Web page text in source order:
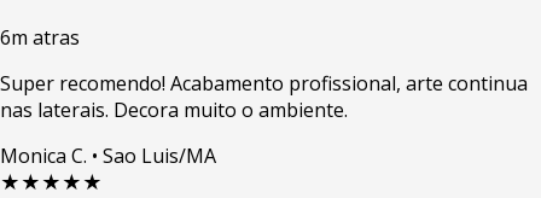
6m atras
Super recomendo! Acabamento profissional, arte continua
nas laterais. Decora muito o ambiente.
Monica C. • Sao Luis/MA
★★★★★